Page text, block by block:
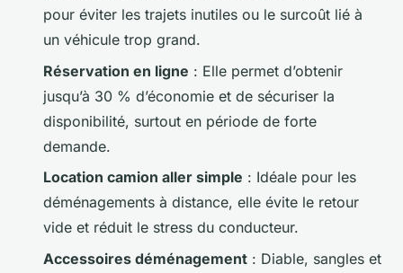
pour éviter les trajets inutiles ou le surcoût lié à
un véhicule trop grand.
Réservation en ligne : Elle permet d’obtenir
jusqu’à 30 % d’économie et de sécuriser la
disponibilité, surtout en période de forte
demande.
Location camion aller simple : Idéale pour les
déménagements à distance, elle évite le retour
vide et réduit le stress du conducteur.
Accessoires déménagement : Diable, sangles et